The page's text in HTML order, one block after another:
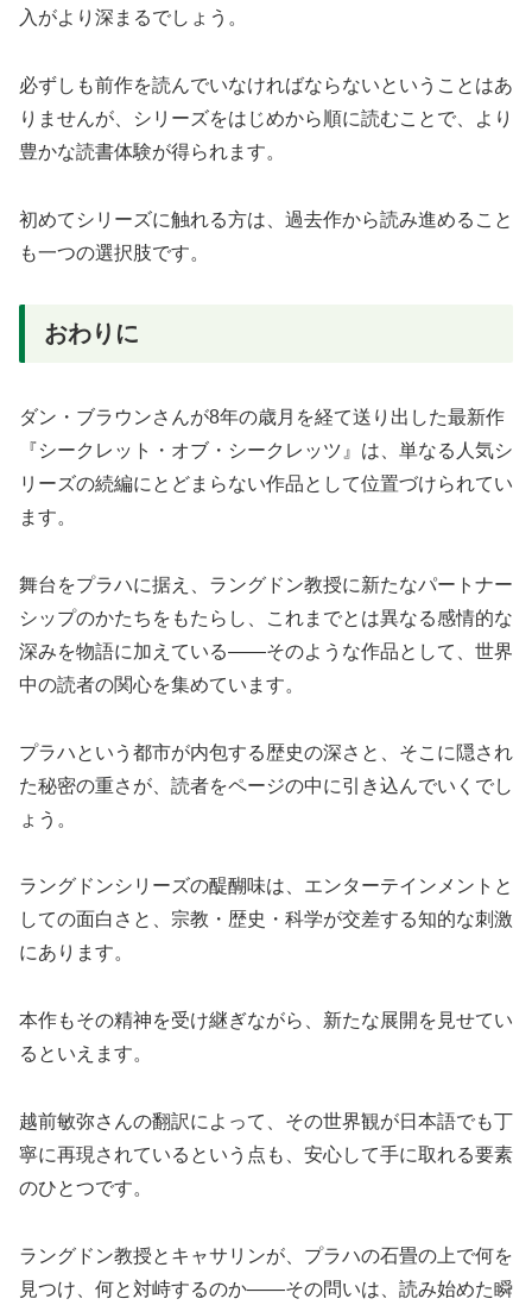
入がより深まるでしょう。
必ずしも前作を読んでいなければならないということはあ
りませんが、シリーズをはじめから順に読むことで、より
豊かな読書体験が得られます。
初めてシリーズに触れる方は、過去作から読み進めること
も一つの選択肢です。
おわりに
ダン・ブラウンさんが8年の歳月を経て送り出した最新作
『シークレット・オブ・シークレッツ』は、単なる人気シ
リーズの続編にとどまらない作品として位置づけられてい
ます。
舞台をプラハに据え、ラングドン教授に新たなパートナー
シップのかたちをもたらし、これまでとは異なる感情的な
深みを物語に加えている——そのような作品として、世界
中の読者の関心を集めています。
プラハという都市が内包する歴史の深さと、そこに隠され
た秘密の重さが、読者をページの中に引き込んでいくでし
ょう。
ラングドンシリーズの醍醐味は、エンターテインメントと
しての面白さと、宗教・歴史・科学が交差する知的な刺激
にあります。
本作もその精神を受け継ぎながら、新たな展開を見せてい
るといえます。
越前敏弥さんの翻訳によって、その世界観が日本語でも丁
寧に再現されているという点も、安心して手に取れる要素
のひとつです。
ラングドン教授とキャサリンが、プラハの石畳の上で何を
見つけ、何と対峙するのか——その問いは、読み始めた瞬